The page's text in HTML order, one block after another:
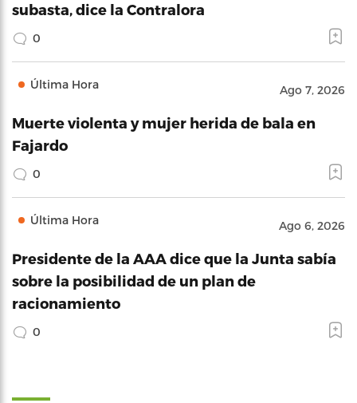
subasta, dice la Contralora
0
Última Hora Ago 7, 2026
Muerte violenta y mujer herida de bala en
Fajardo
0
Última Hora Ago 6, 2026
Presidente de la AAA dice que la Junta sabía
sobre la posibilidad de un plan de
racionamiento
0